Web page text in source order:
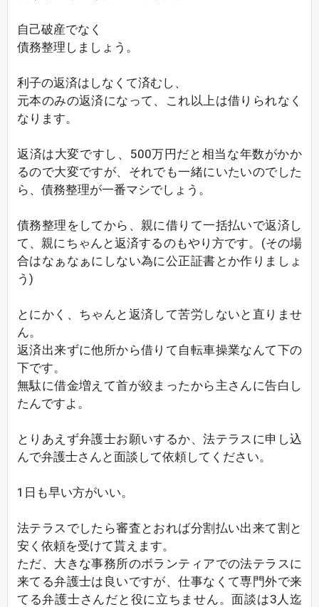
自己破産でなく
債務整理しましょう。
利子の返済はしなくて済むし、
元本のみの返済になって、これ以上は借りられなく
なります。
返済は大変ですし、500万円だと相当な年数がかか
るので大変ですが、それでも一緒にいたいのでした
ら、債務整理が一番マシでしょう。
債務整理をしてから、親に借りて一括払いで返済し
て、親にちゃんと返済するのもやり方です。(その場
合はなぁなぁにしない為に公正証書とか作りましょ
う)
とにかく、ちゃんと返済して苦労しないと直りませ
ん。
返済出来ずに他所から借りて自転車操業なんて下の
下です。
無駄に借金増えて首が絞まったから主さんに告白し
たんですよ。
とりあえず弁護士お願いするか、法テラスに申し込
んで弁護士さんと面談して依頼してください。
1日も早い方がいい。
法テラスでしたら審査とおれば分割払い出来て割と
安く依頼を受けて貰えます。
ただ、大きな事務所のボランティアでの法テラスに
来てる弁護士は良いですが、仕事なくて専門外で来
てる弁護士さんだと役に立ちません。面談は3人迄